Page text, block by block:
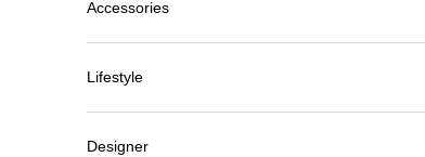
Accessories
Lifestyle
Designer